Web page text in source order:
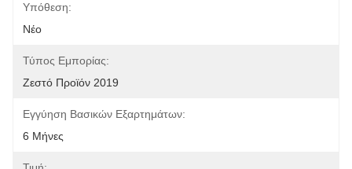
Υπόθεση:
Νέο
Τύπος Εμπορίας:
Ζεστό Προϊόν 2019
Εγγύηση Βασικών Εξαρτημάτων:
6 Μήνες